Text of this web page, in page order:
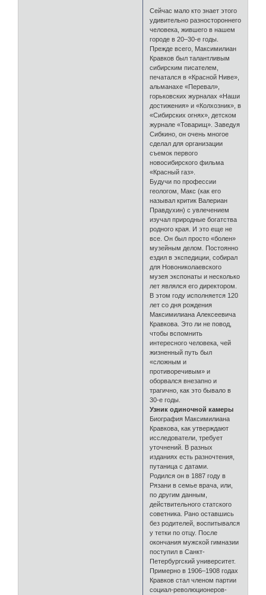
Сейчас мало кто знает этого
удивительно разностороннего
человека, жившего в нашем
городе в 20–30-е годы.
Прежде всего, Максимилиан
Кравков был талантливым
сибирским писателем,
печатался в «Красной Ниве»,
альманахе «Перевал»,
горьковских журналах «Наши
достижения» и «Колхозник», в
«Сибирских огнях», детском
журнале «Товарищ». Заведуя
Сибкино, он очень многое
сделал для организации
съемок первого
новосибирского фильма
«Красный газ».
Будучи по профессии
геологом, Макс (как его
называл критик Валериан
Правдухин) с увлечением
изучал природные богатства
родного края. И это еще не
все. Он был просто «болен»
музейным делом. Постоянно
ездил в экспедиции, собирал
для Новониколаевского
музея экспонаты и несколько
лет являлся его директором.
В этом году исполняется 120
лет со дня рождения
Максимилиана Алексеевича
Кравкова. Это ли не повод,
чтобы вспомнить
интересного человека, чей
жизненный путь был
«сложным и
противоречивым» и
оборвался внезапно и
трагично, как это бывало в
30-е годы.
Узник одиночной камеры
Биография Максимилиана
Кравкова, как утверждают
исследователи, требует
уточнений. В разных
изданиях есть разночтения,
путаница с датами.
Родился он в 1887 году в
Рязани в семье врача, или,
по другим данным,
действительного статского
советника. Рано оставшись
без родителей, воспитывался
у тетки по отцу. После
окончания мужской гимназии
поступил в Санкт-
Петербургский университет.
Примерно в 1906–1908 годах
Кравков стал членом партии
социал-революционеров-